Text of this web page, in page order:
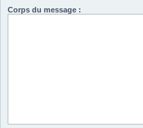
Corps du message :